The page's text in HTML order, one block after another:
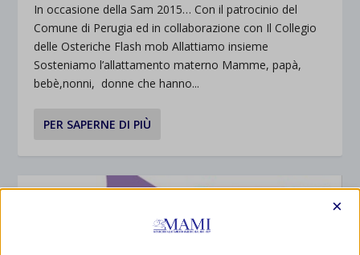
In occasione della Sam 2015… Con il patrocinio del
Comune di Perugia ed in collaborazione con Il Collegio
delle Osteriche Flash mob Allattiamo insieme
Sosteniamo l’allattamento materno Mamme, papà,
bebè,nonni, donne che hanno...
PER SAPERNE DI PIÙ
×